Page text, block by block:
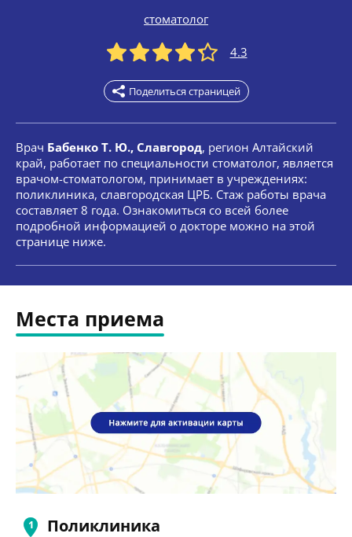
стоматолог
4.3
Поделиться страницей
Врач Бабенко Т. Ю., Славгород, регион Алтайский
край, работает по специальности стоматолог, является
врачом-стоматологом, принимает в учреждениях:
поликлиника, славгородская ЦРБ. Стаж работы врача
составляет 8 года. Ознакомиться со всей более
подробной информацией о докторе можно на этой
странице ниже.
Места приема
Поликлиника